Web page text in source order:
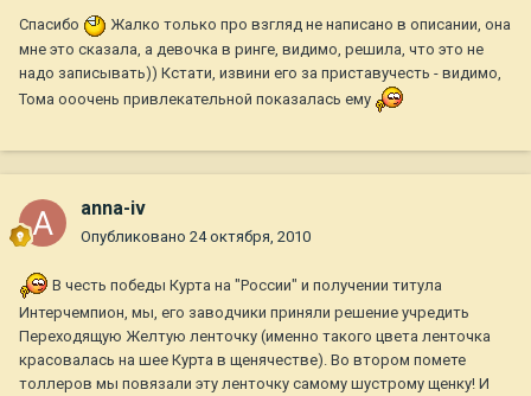
Спасибо
Жалко только про взгляд не написано в описании, она
мне это сказала, а девочка в ринге, видимо, решила, что это не
надо записывать)) Кстати, извини его за приставучесть - видимо,
Тома ооочень привлекательной показалась ему
anna-iv
Опубликовано 24 октября, 2010
В честь победы Курта на "России" и получении титула
Интерчемпион, мы, его заводчики приняли решение учредить
Переходящую Желтую ленточку (именно такого цвета ленточка
красовалась на шее Курта в щенячестве). Во втором помете
толлеров мы повязали эту ленточку самому шустрому щенку! И